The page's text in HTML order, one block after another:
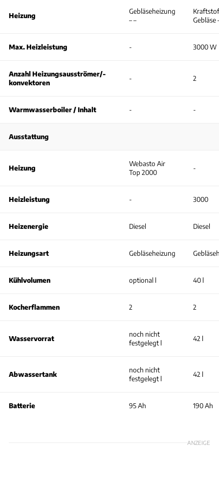
Heizung
Gebläseheizung
– –
Gebläse
Max. Heizleistung - 3000 W
Anzahl Heizungsausströmer/-
konvektoren
- 2
Warmwasserboiler / Inhalt - -
Ausstattung
Heizung
Webasto Air
Top 2000
-
Heizleistung - 3000
Heizenergie Diesel Diesel
Heizungsart Gebläseheizung
Kühlvolumen optional l 40 l
Kocherflammen 2 2
Wasservorrat
noch nicht
festgelegt l
42 l
Abwassertank
noch nicht
festgelegt l
42 l
Batterie 95 Ah 190 Ah
ANZEIGE